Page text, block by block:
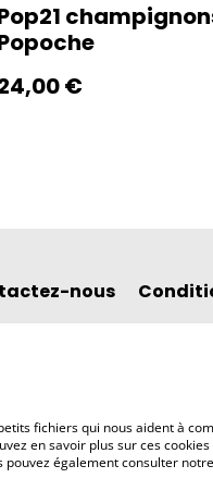
€
nous
fichiers qui nous aident à
en savoir plus sur ces
pouvez également consulter notre